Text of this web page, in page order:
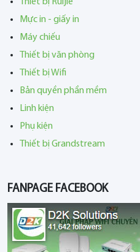
Mực in - giấy in
Máy chiếu
Thiết bị văn phòng
Thiết bị Wifi
Bản quyền phần mềm
Linh kiện
Phụ kiện
Thiết bị Grandstream
FANPAGE FACEBOOK